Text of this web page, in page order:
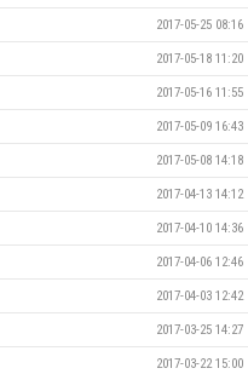
2017-05-25 08:16
2017-05-18 11:20
2017-05-16 11:55
2017-05-09 16:43
2017-05-08 14:18
2017-04-13 14:12
2017-04-10 14:36
2017-04-06 12:46
2017-04-03 12:42
2017-03-25 14:27
2017-03-22 15:00